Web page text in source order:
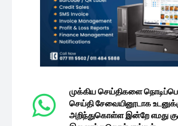
முக்கிய செய்திகளை
செய்தி சேவையினூடாக
அறிந்துகொள்ள இன்றே எமது